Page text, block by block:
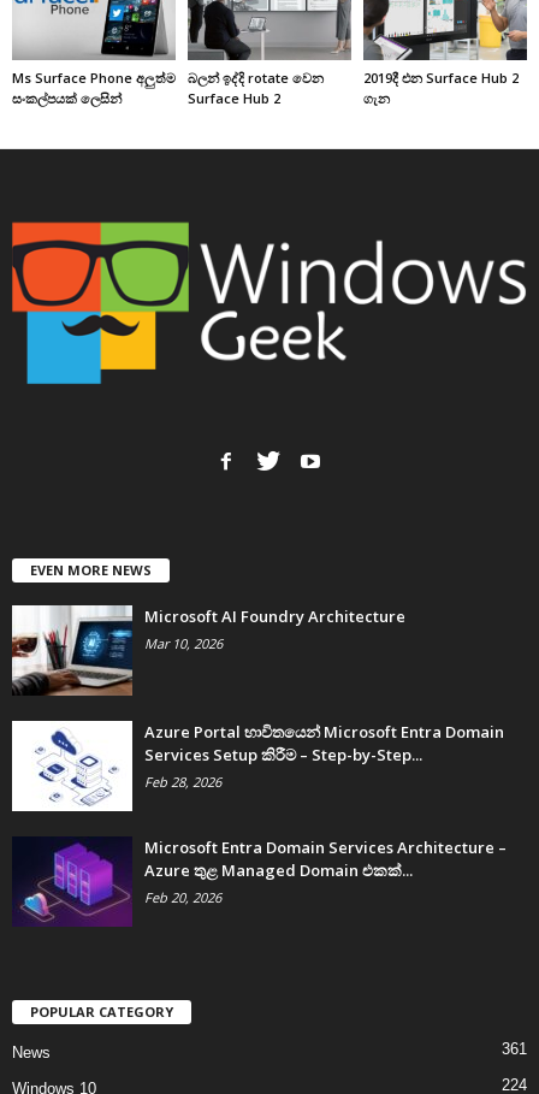
Ms Surface Phone අලුත්ම
සංකල්පයක් ලෙසින්
බලන් ඉද්දි rotate වෙන
Surface Hub 2
2019දී එන Surface Hub 2
ගැන
EVEN MORE NEWS
Microsoft AI Foundry Architecture
Mar 10, 2026
Azure Portal භාවිතයෙන් Microsoft Entra Domain
Services Setup කිරීම – Step-by-Step...
Feb 28, 2026
Microsoft Entra Domain Services Architecture –
Azure තුළ Managed Domain එකක්...
Feb 20, 2026
POPULAR CATEGORY
News 361
Windows 10 224